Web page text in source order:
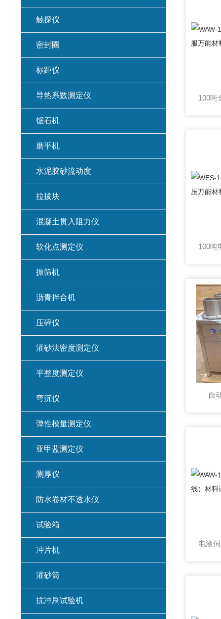
自
触探仪
密封圈
标距仪
导热系数测定仪
锯石机
磨平机
水泥胶砂流动度
拉拔块
混凝土贯入阻力仪
软化点测定仪
振筛机
沥青拌合机
压碎仪
灌砂法密度测定仪
平整度测定仪
弯沉仪
弹性模量测定仪
亚甲蓝测定仪
测厚仪
防水卷材不透水仪
试验箱
冲片机
灌砂筒
抗冲刷试验机